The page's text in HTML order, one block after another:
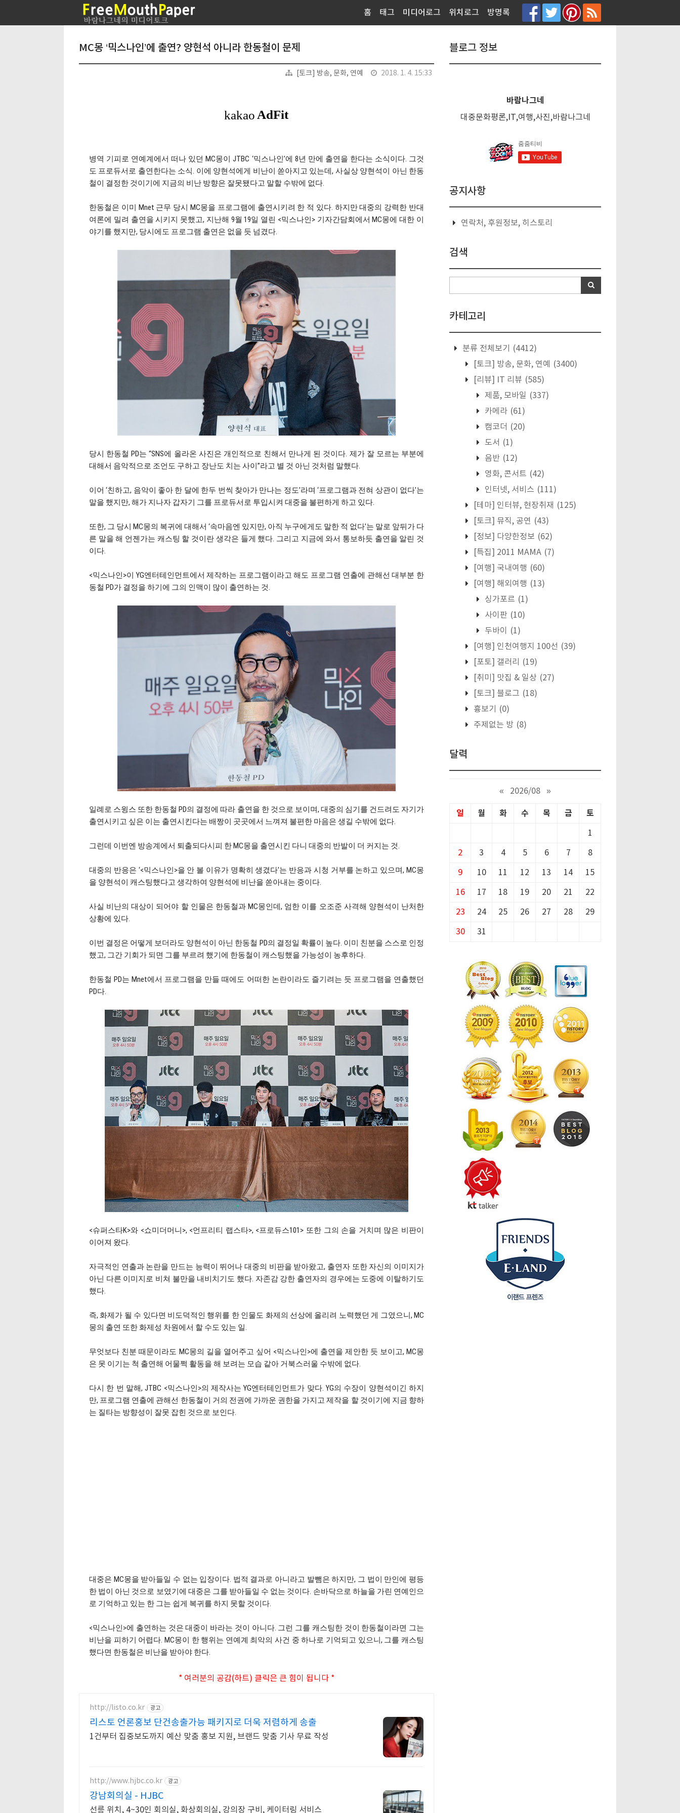
홈 태그 미디어로그 위치로그 방명록
MC몽 ‘믹스나인’에 출연? 양현석 아니라 한동철이 문제
[토크] 방송, 문화, 연예 2018. 1. 4. 15:33
병역 기피로 연예계에서 떠나 있던 MC몽이 JTBC ‘믹스나인’에 8년 만에 출연을 한다는 소식이다. 그것
도 프로듀서로 출연한다는 소식. 이에 양현석에게 비난이 쏟아지고 있는데, 사실상 양현석이 아닌 한동
철이 결정한 것이기에 지금의 비난 방향은 잘못됐다고 말할 수밖에 없다.
한동철은 이미 Mnet 근무 당시 MC몽을 프로그램에 출연시키려 한 적 있다. 하지만 대중의 강력한 반대
여론에 밀려 출연을 시키지 못했고, 지난해 9월 19일 열린 <믹스나인> 기자간담회에서 MC몽에 대한 이
야기를 했지만, 당시에도 프로그램 출연은 없을 듯 넘겼다.
당시 한동철 PD는 “SNS에 올라온 사진은 개인적으로 친해서 만나게 된 것이다. 제가 잘 모르는 부분에
대해서 음악적으로 조언도 구하고 장난도 치는 사이”라고 별 것 아닌 것처럼 말했다.
이어 ‘친하고, 음악이 좋아 한 달에 한두 번씩 찾아가 만나는 정도’라며 ‘프로그램과 전혀 상관이 없다’는
말을 했지만, 해가 지나자 갑자기 그를 프로듀서로 투입시켜 대중을 불편하게 하고 있다.
또한, 그 당시 MC몽의 복귀에 대해서 ‘속마음엔 있지만, 아직 누구에게도 말한 적 없다’는 말로 앞뒤가 다
른 말을 해 언젠가는 캐스팅 할 것이란 생각은 들게 했다. 그리고 지금에 와서 통보하듯 출연을 알린 것
이다.
<믹스나인>이 YG엔터테인먼트에서 제작하는 프로그램이라고 해도 프로그램 연출에 관해선 대부분 한
동철 PD가 결정을 하기에 그의 인맥이 많이 출연하는 것.
일례로 스윙스 또한 한동철 PD의 결정에 따라 출연을 한 것으로 보이며, 대중의 심기를 건드려도 자기가
출연시키고 싶은 이는 출연시킨다는 배짱이 곳곳에서 느껴져 불편한 마음은 생길 수밖에 없다.
그런데 이번엔 방송계에서 퇴출되다시피 한 MC몽을 출연시킨 다니 대중의 반발이 더 커지는 것.
대중의 반응은 ‘<믹스나인>을 안 볼 이유가 명확히 생겼다’는 반응과 시청 거부를 논하고 있으며, MC몽
을 양현석이 캐스팅했다고 생각하여 양현석에 비난을 쏟아내는 중이다.
사실 비난의 대상이 되어야 할 인물은 한동철과 MC몽인데, 엄한 이를 오조준 사격해 양현석이 난처한
상황에 있다.
이번 결정은 어떻게 보더라도 양현석이 아닌 한동철 PD의 결정일 확률이 높다. 이미 친분을 스스로 인정
했고, 그간 기회가 되면 그를 부르려 했기에 한동철이 캐스팅했을 가능성이 농후하다.
한동철 PD는 Mnet에서 프로그램을 만들 때에도 어떠한 논란이라도 즐기려는 듯 프로그램을 연출했던
PD다.
<슈퍼스타K>와 <쇼미더머니>, <언프리티 랩스타>, <프로듀스101> 또한 그의 손을 거치며 많은 비판이
이어져 왔다.
자극적인 연출과 논란을 만드는 능력이 뛰어나 대중의 비판을 받아왔고, 출연자 또한 자신의 이미지가
아닌 다른 이미지로 비쳐 불만을 내비치기도 했다. 자존감 강한 출연자의 경우에는 도중에 이탈하기도
했다.
즉, 화제가 될 수 있다면 비도덕적인 행위를 한 인물도 화제의 선상에 올리려 노력했던 게 그였으니, MC
몽의 출연 또한 화제성 차원에서 할 수도 있는 일.
무엇보다 친분 때문이라도 MC몽의 길을 열어주고 싶어 <믹스나인>에 출연을 제안한 듯 보이고, MC몽
은 못 이기는 척 출연해 어물쩍 활동을 해 보려는 모습 같아 거북스러울 수밖에 없다.
다시 한 번 말해, JTBC <믹스나인>의 제작사는 YG엔터테인먼트가 맞다. YG의 수장이 양현석이긴 하지
만, 프로그램 연출에 관해선 한동철이 거의 전권에 가까운 권한을 가지고 제작을 할 것이기에 지금 향하
는 질타는 방향성이 잘못 잡힌 것으로 보인다.
대중은 MC몽을 받아들일 수 없는 입장이다. 법적 결과로 아니라고 발뺌은 하지만, 그 법이 만인에 평등
한 법이 아닌 것으로 보였기에 대중은 그를 받아들일 수 없는 것이다. 손바닥으로 하늘을 가린 연예인으
로 기억하고 있는 한 그는 쉽게 복귀를 하지 못할 것이다.
<믹스나인>에 출연하는 것은 대중이 바라는 것이 아니다. 그런 그를 캐스팅한 것이 한동철이라면 그는
비난을 피하기 어렵다. MC몽이 한 행위는 연예계 최악의 사건 중 하나로 기억되고 있으니, 그를 캐스팅
했다면 한동철은 비난을 받아야 한다.
* 여러분의 공감(하트) 클릭은 큰 힘이 됩니다 *
http://listo.co.kr 광고
리스토 언론홍보 단건송출가능 패키지로 더욱 저렴하게 송출
1건부터 집중보도까지 예산 맞춤 홍보 지원, 브랜드 맞춤 기사 무료 작성
http://www.hjbc.co.kr 광고
강남회의실 - HJBC
선릉 위치, 4~30인 회의실, 화상회의실, 강의장 구비, 케이터링 서비스
블로그 정보
바람나그네
대중문화평론,IT,여행,사진,바람나그네
공지사항
연락처, 후원정보, 히스토리
검색
카테고리
분류 전체보기
(4412)
[토크] 방송, 문화, 연예
(3400)
[리뷰] IT 리뷰 (585)
제품, 모바일 (337)
카메라 (61)
캠코더 (20)
도서 (1)
음반 (12)
영화, 콘서트 (42)
인터넷, 서비스 (111)
[테마] 인터뷰, 현장취재 (125)
[토크] 뮤직, 공연 (43)
[정보] 다양한정보 (62)
[특집] 2011 MAMA (7)
[여행] 국내여행 (60)
[여행] 해외여행 (13)
싱가포르 (1)
사이판 (10)
두바이
(1)
[여행] 인천여행지 100선 (39)
[포토] 갤러리
(19)
[취미] 맛집 & 일상 (27)
[토크] 블로그 (18)
흉보기
(0)
주제없는 방 (8)
달력
« 2026/08 »
일 월 화 수 목 금 토
1
2 3 4 5 6 7 8
9 10 11 12 13 14 15
16 17 18 19 20 21 22
23 24 25 26 27 28 29
30 31